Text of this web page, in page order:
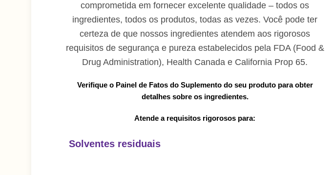
comprometida em fornecer excelente qualidade – todos os
ingredientes, todos os produtos, todas as vezes. Você pode ter
certeza de que nossos ingredientes atendem aos rigorosos
requisitos de segurança e pureza estabelecidos pela FDA (Food &
Drug Administration), Health Canada e California Prop 65.
Verifique o Painel de Fatos do Suplemento do seu produto para obter
detalhes sobre os ingredientes.
Atende a requisitos rigorosos para:
Solventes residuais